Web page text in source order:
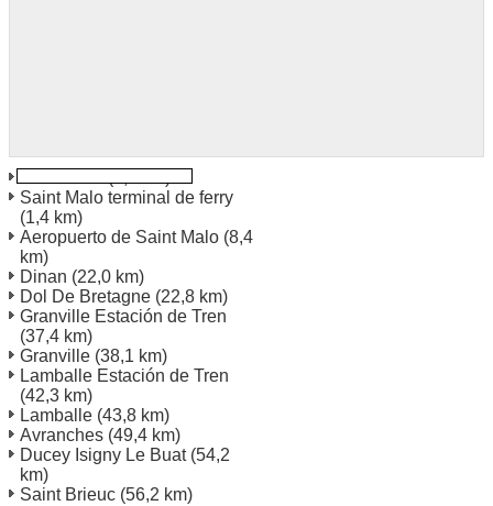
Saint Malo(0,2 km)
Saint Malo terminal de ferry
(1,4 km)
Aeropuerto de Saint Malo (8,4
km)
Dinan (22,0 km)
Dol De Bretagne (22,8 km)
Granville Estación de Tren
(37,4 km)
Granville (38,1 km)
Lamballe Estación de Tren
(42,3 km)
Lamballe (43,8 km)
Avranches (49,4 km)
Ducey Isigny Le Buat(54,2
km)
Saint Brieuc (56,2 km)